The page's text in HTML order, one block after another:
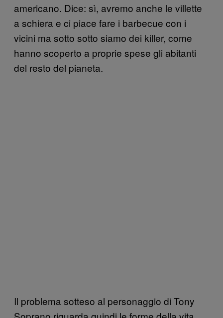
americano. Dice: sì, avremo anche le villette
a schiera e ci piace fare i barbecue con i
vicini ma sotto sotto siamo dei killer, come
hanno scoperto a proprie spese gli abitanti
del resto del pianeta.
Il problema sotteso al personaggio di Tony